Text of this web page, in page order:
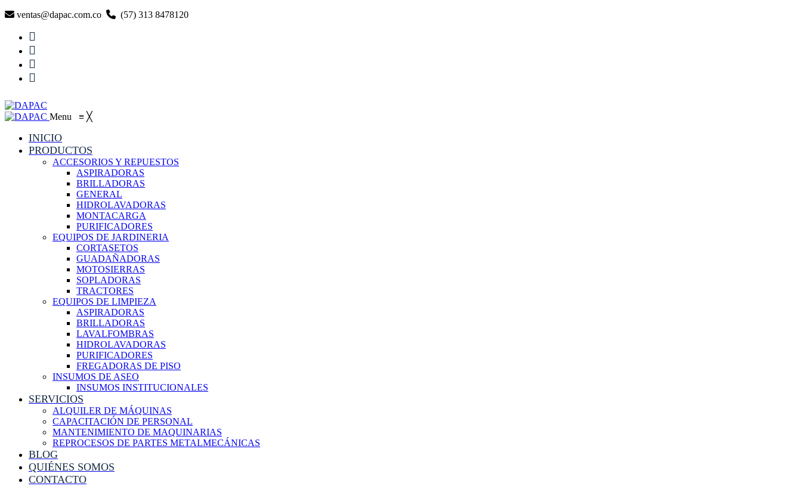
ventas@dapac.com.co (57) 313 8478120
Menu ≡ ╳
INICIO
PRODUCTOS
ACCESORIOS Y REPUESTOS
ASPIRADORAS
BRILLADORAS
GENERAL
HIDROLAVADORAS
MONTACARGA
PURIFICADORES
EQUIPOS DE JARDINERIA
CORTASETOS
GUADAÑADORAS
MOTOSIERRAS
SOPLADORAS
TRACTORES
EQUIPOS DE LIMPIEZA
ASPIRADORAS
BRILLADORAS
LAVALFOMBRAS
HIDROLAVADORAS
PURIFICADORES
FREGADORAS DE PISO
INSUMOS DE ASEO
INSUMOS INSTITUCIONALES
SERVICIOS
ALQUILER DE MÁQUINAS
CAPACITACIÓN DE PERSONAL
MANTENIMIENTO DE MAQUINARIAS
REPROCESOS DE PARTES METALMECÁNICAS
BLOG
QUIÉNES SOMOS
CONTACTO